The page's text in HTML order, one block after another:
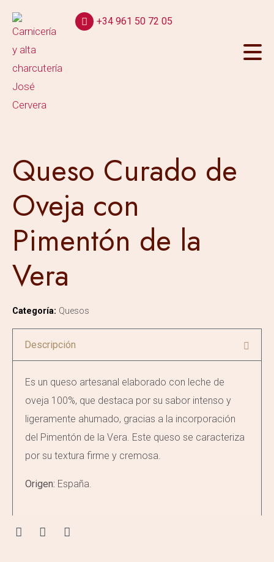
+34 961 50 72 05
Queso Curado de
Oveja con
Pimentón de la
Vera
Categoría: Quesos
Descripción
Es un queso artesanal elaborado con leche de
oveja 100%, que destaca por su sabor intenso y
ligeramente ahumado, gracias a la incorporación
del Pimentón de la Vera. Este queso se caracteriza
por su textura firme y cremosa.
Origen: España.